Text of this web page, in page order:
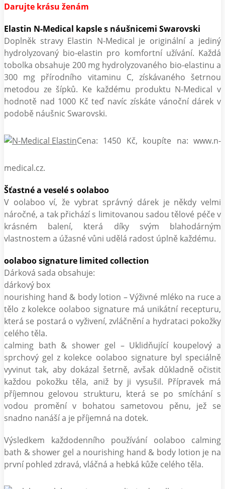
Darujte krásu ženám
Elastin N-Medical kapsle s náušnicemi Swarovski
Doplněk stravy Elastin N-Medical je originální a jediný
hydrolyzovaný bio-elastin pro komfortní užívání. Každá
tobolka obsahuje 200 mg hydrolyzovaného bio-elastinu a
300 mg přírodního vitaminu C, získávaného šetrnou
metodou ze šípků. Ke každému produktu N-Medical v
hodnotě nad 1000 Kč teď navíc získáte vánoční dárek v
podobě náušnic Swarovski.
Cena: 1450 Kč, koupíte na: www.n-
medical.cz.
Šťastné a veselé s oolaboo
V oolaboo ví, že vybrat správný dárek je někdy velmi
náročné, a tak přichází s limitovanou sadou tělové péče v
krásném balení, která díky svým blahodárným
vlastnostem a úžasné vůni udělá radost úplně každému.
oolaboo signature limited collection
Dárková sada obsahuje:
dárkový box
nourishing hand & body lotion – Výživné mléko na ruce a
tělo z kolekce oolaboo signature má unikátní recepturu,
která se postará o vyživení, zvláčnění a hydrataci pokožky
celého těla.
calming bath & shower gel – Uklidňující koupelový a
sprchový gel z kolekce oolaboo signature byl speciálně
vyvinut tak, aby dokázal šetrně, avšak důkladně očistit
každou pokožku těla, aniž by ji vysušil. Přípravek má
příjemnou gelovou strukturu, která se po smíchání s
vodou promění v bohatou sametovou pěnu, jež se
snadno nanáší a je příjemná na dotek.
Výsledkem každodenního používání oolaboo calming
bath & shower gel a nourishing hand & body lotion je na
první pohled zdravá, vláčná a hebká kůže celého těla.